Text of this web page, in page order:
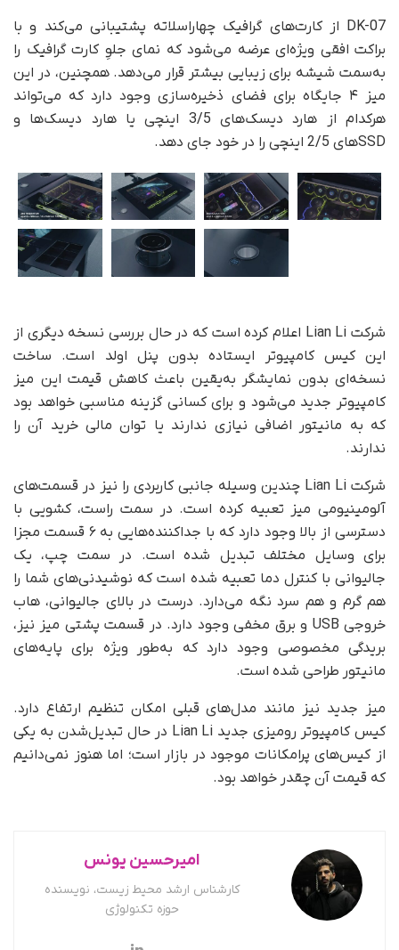
DK-07 از کارت‌های گرافیک چهار‌اسلاته پشتیبانی می‌کند و با
براکت افقی ویژه‌ای عرضه می‌شود که نمای جلوِ کارت گرافیک را
به‌سمت شیشه برای زیبایی‌ بیشتر قرار می‌دهد. همچنین، در این
میز ۴ جایگاه برای فضای ذخیره‌سازی وجود دارد که می‌تواند
هر‌کدام از هارد دیسک‌های 3/5 اینچی یا هارد دیسک‌ها و
SSDهای 2/5 اینچی را در خود جای دهد.
شرکت Lian Li اعلام کرده است که در حال بررسی نسخه‌ دیگری از
این کیس کامپیوتر ایستاده بدون پنل اولد است. ساخت
نسخه‌ای بدون نمایشگر به‌یقین باعث کاهش قیمت این میز
کامپیوتر جدید می‌شود و برای کسانی گزینه مناسبی خواهد بود
که به مانیتور اضافی نیازی ندارند یا توان مالی خرید آن را
ندارند.
شرکت Lian Li چندین وسیله جانبی کاربردی را نیز در قسمت‌های
آلومینیومی میز تعبیه کرده است. در سمت راست، کشویی با
دسترسی از بالا وجود دارد که با جداکننده‌هایی به ۶ قسمت مجزا
برای وسایل مختلف تبدیل شده است. در سمت چپ، یک
جالیوانی با کنترل دما تعبیه شده است که نوشیدنی‌‌های شما را
هم گرم و هم سرد نگه می‌دارد. درست در بالای جا‌لیوانی، هاب
خروجی USB و برق مخفی وجود دارد. در قسمت پشتی میز نیز،
بریدگی مخصوصی وجود دارد که به‌طور ویژه برای پایه‌های
مانیتور طراحی شده است.
میز جدید نیز مانند مدل‌های قبلی امکان تنظیم ارتفاع دارد.
کیس کامپیوتر رومیزی جدید Lian Li در حال تبدیل‌شدن به یکی
از کیس‌های پر‌امکانات موجود در بازار است؛ اما هنوز نمی‌دانیم
که قیمت آن چقدر خواهد بود.
امیرحسین یونس
کارشناس ارشد محیط زیست، نویسنده
حوزه تکنولوژی